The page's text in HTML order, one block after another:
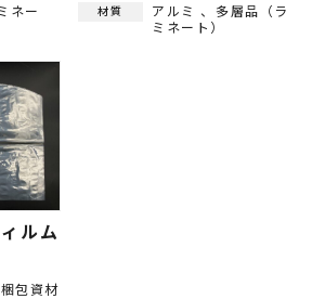
ネー
材質 アルミ
多層品（ラ
ミネート）
ルム
梱包資材